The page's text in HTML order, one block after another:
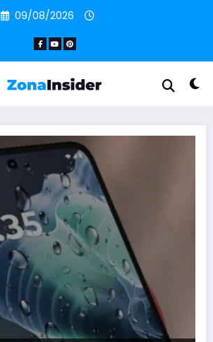
09/08/2026